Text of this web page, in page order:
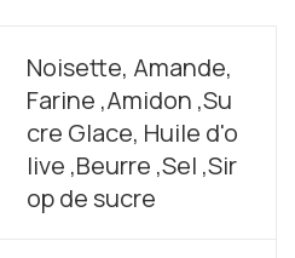
Noisette, Amande,
Farine ,Amidon ,Su
cre Glace, Huile d'o
live ,Beurre ,Sel ,Sir
op de sucre